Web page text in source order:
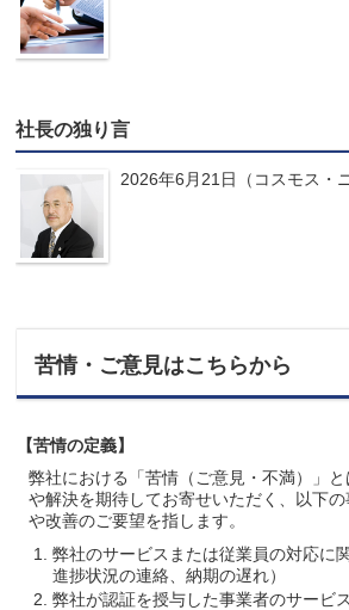
社長の独り言
2026年6月21日（コスモス・
苦情・ご意見はこちらから
【苦情の定義】
弊社における「苦情（ご意見・不満）」
や解決を期待してお寄せいただく、以下
や改善のご要望を指します。
弊社のサービスまたは従業員の対応に
進捗状況の連絡、納期の遅れ）
弊社が認証を授与した事業者のサービ